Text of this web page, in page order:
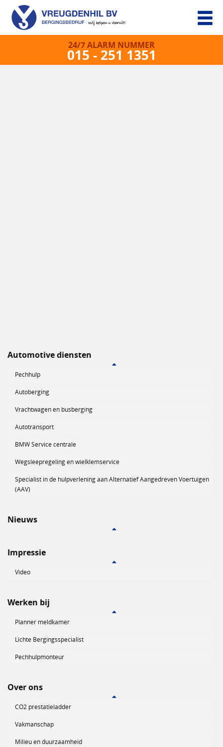
24/7 ALARM NUMMER
015 - 251 1351
Automotive diensten
Pechhulp
Autoberging
Vrachtwagen en busberging
Autotransport
BMW Service centrale
Wegsleepregeling en wielklemservice
Specialist in de hulpverlening aan Alternatief Aangedreven Voertuigen
(AAV)
Nieuws
Impressie
Video
Werken bij
Planner meldkamer
Lichte Bergingsspecialist
Pechhulpmonteur
Over ons
CO2 prestatieladder
Vakmanschap
Milieu en duurzaamheid